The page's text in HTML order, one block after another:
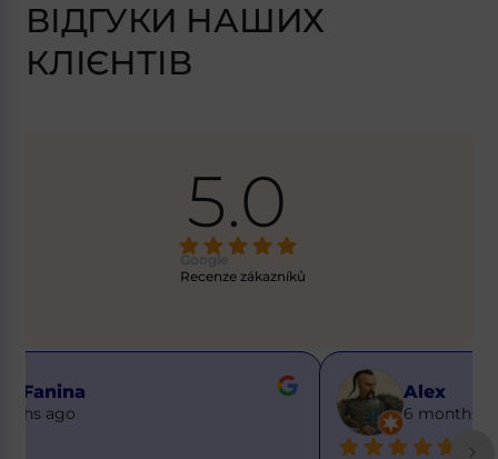
ВІДГУКИ НАШИХ
КЛІЄНТІВ
5.0
Google
Recenze zákazníků